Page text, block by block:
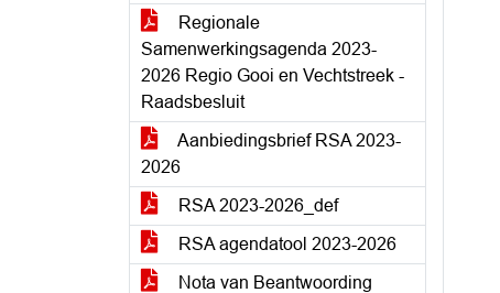
Regionale
Samenwerkingsagenda 2023-
2026 Regio Gooi en Vechtstreek -
Raadsbesluit
Aanbiedingsbrief RSA 2023-
2026
RSA 2023-2026_def
RSA agendatool 2023-2026
Nota van Beantwoording